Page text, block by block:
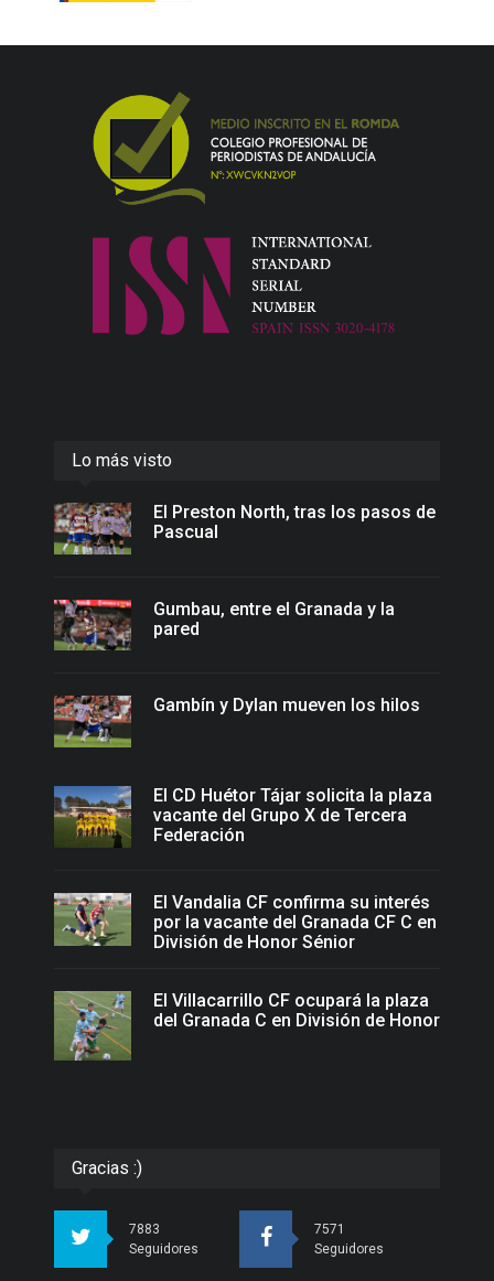
Lo más visto
El Preston North, tras los pasos de
Pascual
Gumbau, entre el Granada y la
pared
Gambín y Dylan mueven los hilos
El CD Huétor Tájar solicita la plaza
vacante del Grupo X de Tercera
Federación
El Vandalia CF confirma su interés
por la vacante del Granada CF C en
División de Honor Sénior
El Villacarrillo CF ocupará la plaza
del Granada C en División de Honor
Gracias :)
7883
Seguidores
7571
Seguidores